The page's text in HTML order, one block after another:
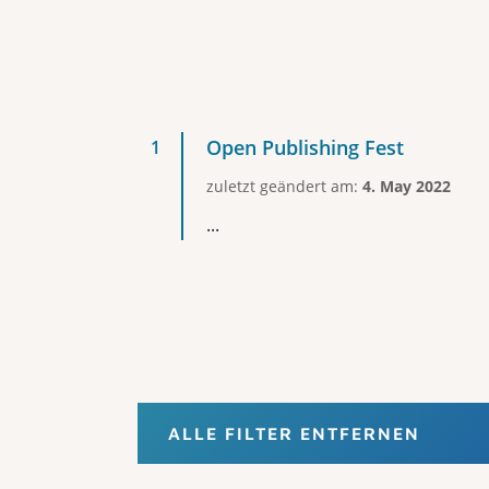
Open Publishing Fest
zuletzt geändert am: 4. May 2022
...
ALLE FILTER ENTFERNEN